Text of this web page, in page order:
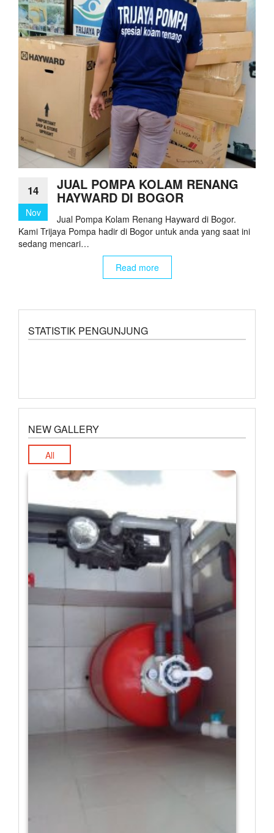
14
Nov
JUAL POMPA KOLAM RENANG
HAYWARD DI BOGOR
Jual Pompa Kolam Renang Hayward di Bogor.
Kami Trijaya Pompa hadir di Bogor untuk anda yang saat ini
sedang mencari…
Read more
STATISTIK PENGUNJUNG
NEW GALLERY
All